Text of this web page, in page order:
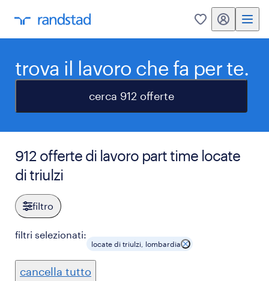
0 my randstad
trova il lavoro che fa per te.
cerca 912 offerte
912 offerte di lavoro part time locate
di triulzi
filtro
filtri selezionati:
locate di triulzi, lombardia
cancella tutto